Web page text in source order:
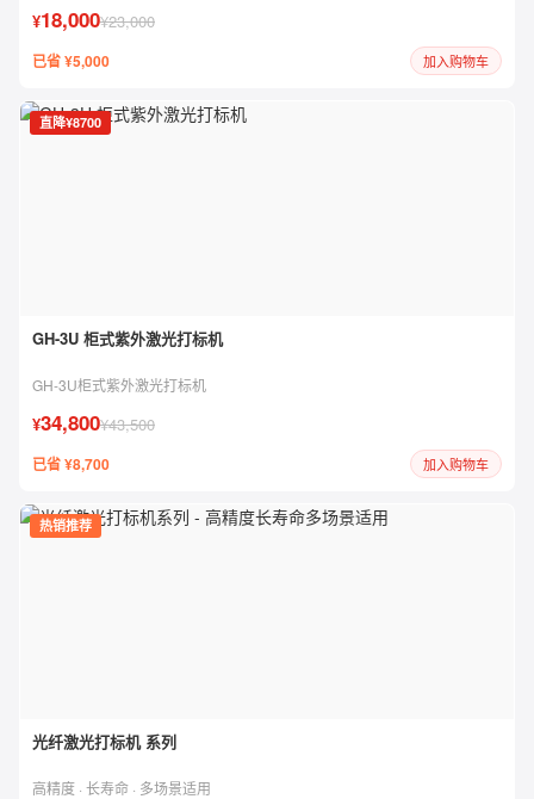
¥18,000¥23,000
已省 ¥5,000 加入购物车
直降¥8700
GH-3U 柜式紫外激光打标机
GH-3U柜式紫外激光打标机
¥34,800¥43,500
已省 ¥8,700 加入购物车
热销推荐
光纤激光打标机 系列
高精度 · 长寿命 · 多场景适用